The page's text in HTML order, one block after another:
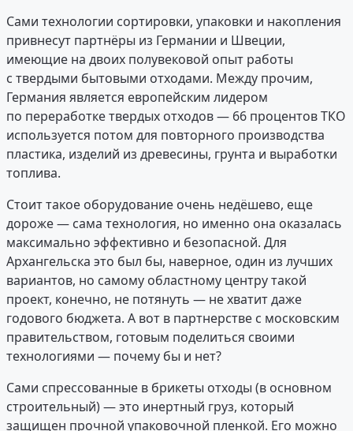
Сами технологии сортировки, упаковки и накопления
привнесут партнёры из Германии и Швеции,
имеющие на двоих полувековой опыт работы
с твердыми бытовыми отходами. Между прочим,
Германия является европейским лидером
по переработке твердых отходов — 66 процентов ТКО
используется потом для повторного производства
пластика, изделий из древесины, грунта и выработки
топлива.
Стоит такое оборудование очень недёшево, еще
дороже — сама технология, но именно она оказалась
максимально эффективно и безопасной. Для
Архангельска это был бы, наверное, один из лучших
вариантов, но самому областному центру такой
проект, конечно, не потянуть — не хватит даже
годового бюджета. А вот в партнерстве с московским
правительством, готовым поделиться своими
технологиями — почему бы и нет?
Сами спрессованные в брикеты отходы (в основном
строительный) — это инертный груз, который
защищен прочной упаковочной пленкой. Его можно